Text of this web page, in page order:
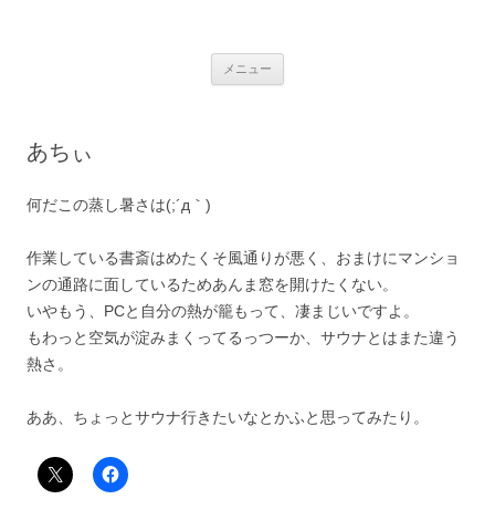
メニュー
あちぃ
何だこの蒸し暑さは(;´д｀)
作業している書斎はめたくそ風通りが悪く、おまけにマンショ
ンの通路に面しているためあんま窓を開けたくない。
いやもう、PCと自分の熱が籠もって、凄まじいですよ。
もわっと空気が淀みまくってるっつーか、サウナとはまた違う
熱さ。
ああ、ちょっとサウナ行きたいなとかふと思ってみたり。